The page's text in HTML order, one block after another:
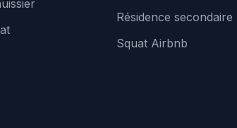
Résidence secondaire
Squat Airbnb